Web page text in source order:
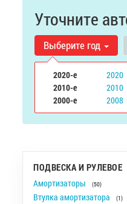
Уточните
Выберите год
2020-е
2020
2010-е
2010
2000-е
2008
ПОДВЕСКА И РУЛЕВОЕ
Амортизаторы (50)
Втулка амортизатора (1)